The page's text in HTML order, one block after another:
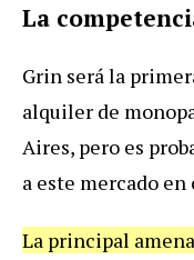
La
Grin será la
alquiler de
Aires, pero es
a este mercado en
La principal